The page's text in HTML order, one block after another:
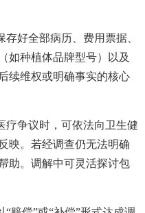
好全部病历、费用票据、
如种植体品牌型号）以及
续维权或明确事实的核心
争议时，可依法向卫生健
映。若经调查仍无法明确
助。调解中可灵活探讨包